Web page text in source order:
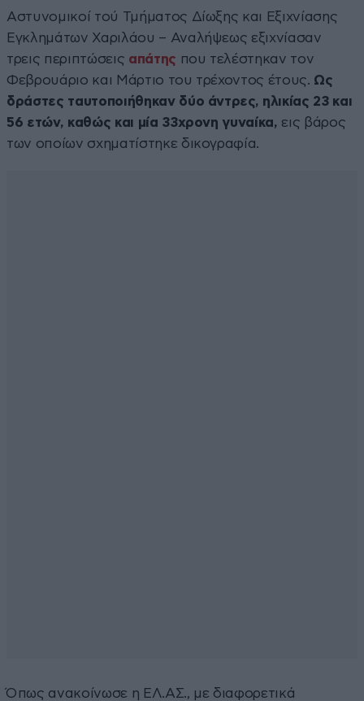
Αστυνομικοί τού Τμήματος Δίωξης και Εξιχνίασης
Εγκλημάτων Χαριλάου – Αναλήψεως εξιχνίασαν
τρεις περιπτώσεις απάτης που τελέστηκαν τον
Φεβρουάριο και Μάρτιο του τρέχοντος έτους. Ως
δράστες ταυτοποιήθηκαν δύο άντρες, ηλικίας 23 και
56 ετών, καθώς και μία 33χρονη γυναίκα, εις βάρος
των οποίων σχηματίστηκε δικογραφία.
Όπως ανακοίνωσε η ΕΛ.ΑΣ., με διαφορετικά